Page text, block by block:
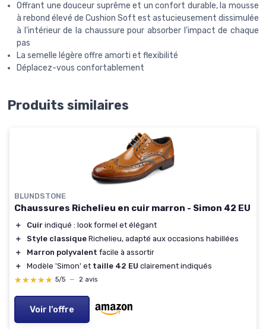
Offrant une douceur suprême et un confort durable, la mousse
à rebond élevé de Cushion Soft est astucieusement dissimulée
à l'intérieur de la chaussure pour absorber l'impact de chaque
pas
La semelle légère offre amorti et flexibilité
Déplacez-vous confortablement
Produits similaires
BLUNDSTONE
Chaussures Richelieu en cuir marron - Simon 42 EU
＋ Cuir indiqué : look formel et élégant
＋
Style classique Richelieu, adapté aux occasions habillées
＋
Marron polyvalent facile à assortir
＋
Modèle 'Simon' et taille 42 EU clairement indiqués
★★★★★
★★★★★ 5/5 — 2 avis
Voir l'offre